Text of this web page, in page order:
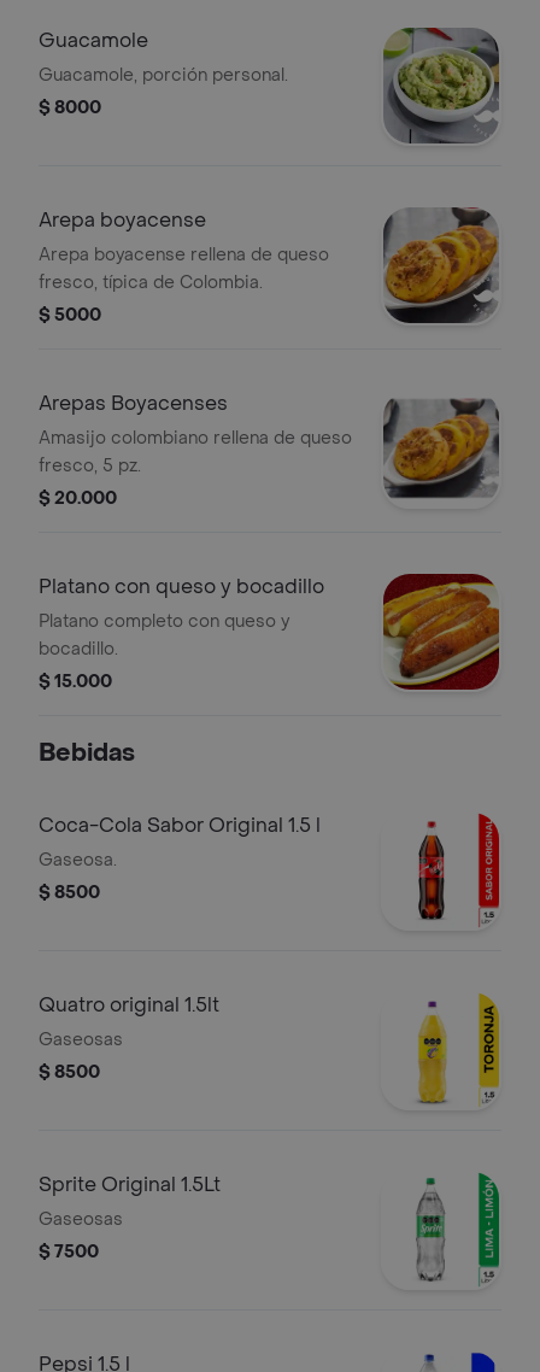
Guacamole
Guacamole, porción personal.
$ 8000
Arepa boyacense
Arepa boyacense rellena de queso
fresco, típica de Colombia.
$ 5000
Arepas Boyacenses
Amasijo colombiano rellena de queso
fresco, 5 pz.
$ 20.000
Platano con queso y bocadillo
Platano completo con queso y
bocadillo.
$ 15.000
Bebidas
Coca-Cola Sabor Original 1.5 l
Gaseosa.
$ 8500
Quatro original 1.5lt
Gaseosas
$ 8500
Sprite Original 1.5Lt
Gaseosas
$ 7500
Pepsi 1.5 l